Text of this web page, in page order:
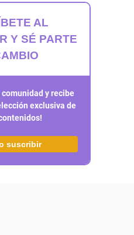
AL
Y SÉ PARTE
comunidad y recibe
exclusiva de
suscribir